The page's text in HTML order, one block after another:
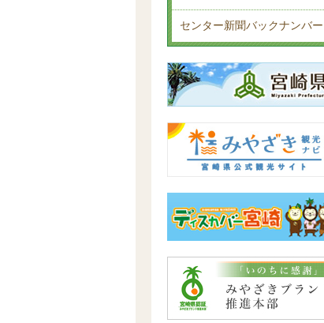
センター新聞バックナンバー